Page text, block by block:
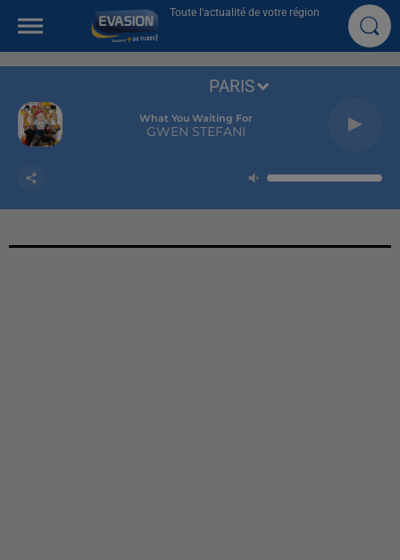
Toute l'actualité de votre région
What You Waiting For
GWEN STEFANI
PARIS